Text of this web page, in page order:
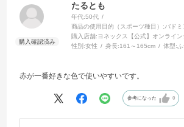
たるとも
年代:50代
商品の使用目的（スポーツ種目）:バドミ
購入店舗: ヨネックス【公式】オンライ
性別:女性 身長:161～165cm 体型:
赤が一番好きな色で使いやすいです。
参考になった 0